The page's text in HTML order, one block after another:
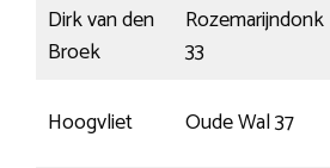
Dirk van den
Broek
Rozemarijndonk
33
Hoogvliet Oude Wal 37